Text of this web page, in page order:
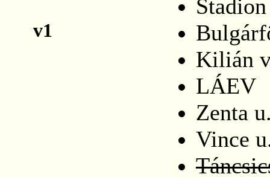
v1
Stadion
Kilián
LÁEV
Zenta
Vince